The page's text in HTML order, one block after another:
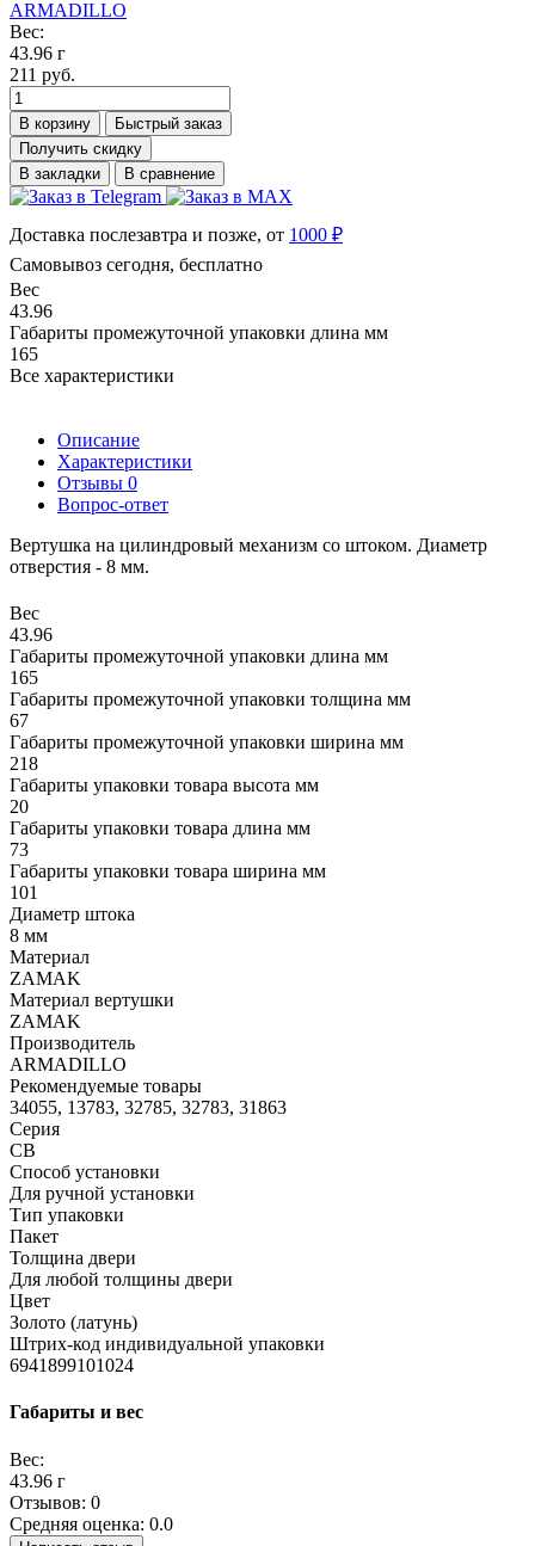
ARMADILLO
Вес:
43.96 г
211 руб.
В корзину
Быстрый заказ
Получить скидку
В закладки
В сравнение
Доставка послезавтра и позже, от 1000 ₽
Самовывоз сегодня, бесплатно
Вес
43.96
Габариты промежуточной упаковки длина мм
165
Все характеристики
Описание
Характеристики
Отзывы 0
Вопрос-ответ
Вертушка на цилиндровый механизм со штоком. Диаметр
отверстия - 8 мм.
Вес
43.96
Габариты промежуточной упаковки длина мм
165
Габариты промежуточной упаковки толщина мм
67
Габариты промежуточной упаковки ширина мм
218
Габариты упаковки товара высота мм
20
Габариты упаковки товара длина мм
73
Габариты упаковки товара ширина мм
101
Диаметр штока
8 мм
Материал
ZAMAK
Материал вертушки
ZAMAK
Производитель
ARMADILLO
Рекомендуемые товары
34055, 13783, 32785, 32783, 31863
Серия
CB
Способ установки
Для ручной установки
Тип упаковки
Пакет
Толщина двери
Для любой толщины двери
Цвет
Золото (латунь)
Штрих-код индивидуальной упаковки
6941899101024
Габариты и вес
Вес:
43.96 г
Отзывов: 0
Средняя оценка: 0.0